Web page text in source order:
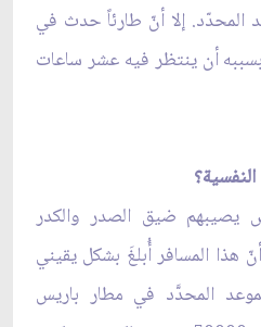
المحدّد. إلا أنّ طارئاً حدث في
أن ينتظر فيه عشر ساعات
يصيبهم ضيق الصدر والكدر
هذا المسافر أُبلغَ بشكل يقيني
المحدَّد في مطار باريس